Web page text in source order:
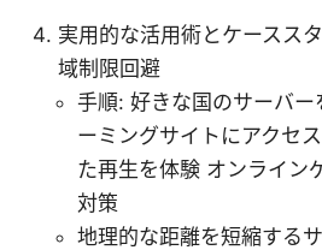
実用的な活用術とケースス
域制限回避
手順: 好きな国のサーバ
ーミングサイトにアクセ
た再生を体験 オンライン
対策
地理的な距離を短縮する